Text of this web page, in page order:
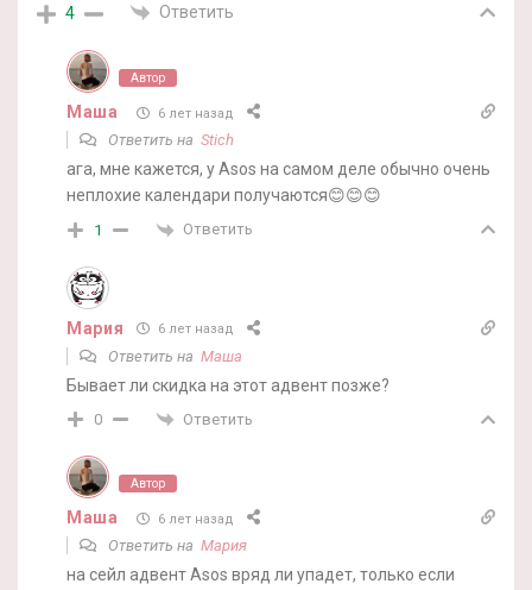
4 Ответить
Автор
Маша 6 лет назад
Ответить на Stich
ага, мне кажется, у Asos на самом деле обычно очень
неплохие календари получаются😊😊😊
1 Ответить
Мария 6 лет назад
Ответить на Маша
Бывает ли скидка на этот адвент позже?
0 Ответить
Автор
Маша 6 лет назад
Ответить на Мария
на сейл адвент Asos вряд ли упадет, только если